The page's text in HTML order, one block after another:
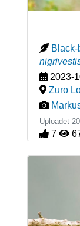
2023-
Zuro
Uploadet
7